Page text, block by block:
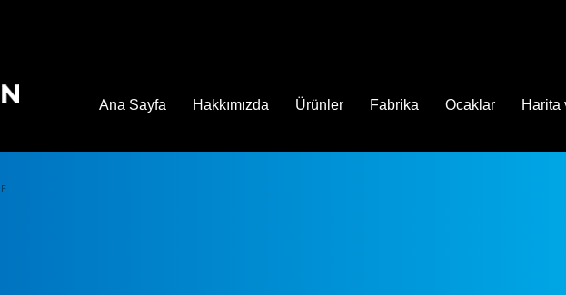
Ana Sayfa Hakkımızda Ürünler Fabrika Ocaklar Harita